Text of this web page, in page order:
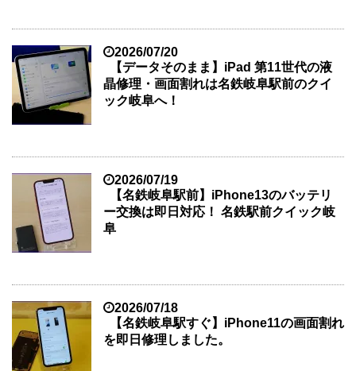
2026/07/20
【データそのまま】iPad 第11世代の液
晶修理・画面割れは名鉄岐阜駅前のクイ
ック岐阜へ！
2026/07/19
【名鉄岐阜駅前】iPhone13のバッテリ
ー交換は即日対応！ 名鉄駅前クイック岐
阜
2026/07/18
【名鉄岐阜駅すぐ】iPhone11の画面割れ
を即日修理しました。